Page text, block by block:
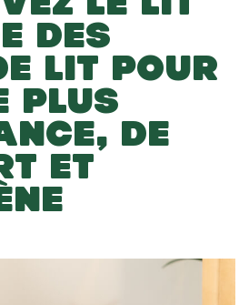
DES
LIT POUR
PLUS
DE
ET